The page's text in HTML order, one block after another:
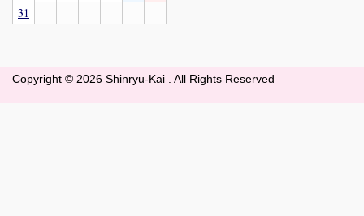
31
Copyright © 2026 Shinryu-Kai . All Rights Reserved